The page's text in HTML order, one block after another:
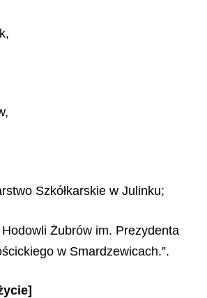
Szkółkarskie w Julinku;
Żubrów im. Prezydenta
w Smardzewicach.”.